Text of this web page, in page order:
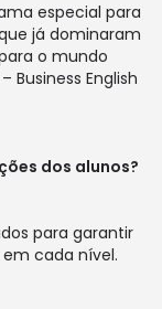
especial para
já dominaram
o mundo
Business English
dos alunos?
para garantir
cada nível.